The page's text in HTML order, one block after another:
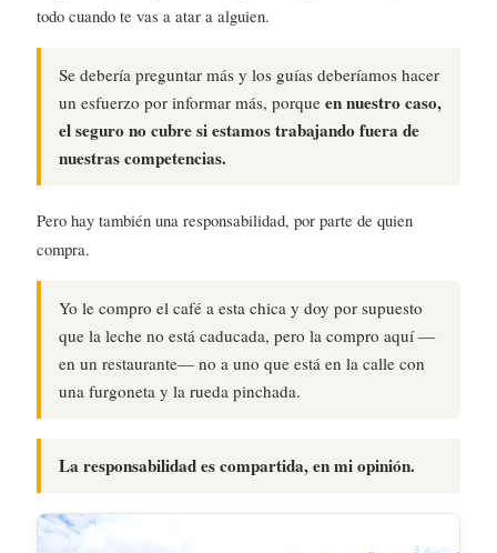
todo cuando te vas a atar a alguien.
Se debería preguntar más y los guías deberíamos hacer
un esfuerzo por informar más, porque en nuestro caso,
el seguro no cubre si estamos trabajando fuera de
nuestras competencias.
Pero hay también una responsabilidad, por parte de quien
compra.
Yo le compro el café a esta chica y doy por supuesto
que la leche no está caducada, pero la compro aquí —
en un restaurante— no a uno que está en la calle con
una furgoneta y la rueda pinchada.
La responsabilidad es compartida, en mi opinión.